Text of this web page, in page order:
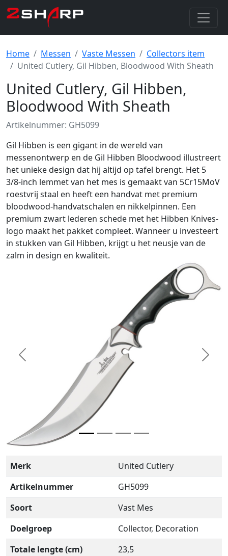
Home Messen Vaste Messen
Collectors item
United Cutlery, Gil Hibben, Bloodwood With Sheath
United Cutlery, Gil Hibben,
Bloodwood With Sheath
Artikelnummer: GH5099
Gil Hibben is een gigant in de wereld van
messenontwerp en de Gil Hibben Bloodwood illustreert
het unieke design dat hij altijd op tafel brengt. Het 5
3/8-inch lemmet van het mes is gemaakt van 5Cr15MoV
roestvrij staal en heeft een handvat met premium
bloodwood-handvatschalen en nikkelpinnen. Een
premium zwart lederen schede met het Hibben Knives-
logo maakt het pakket compleet. Wanneer u investeert
in stukken van Gil Hibben, krijgt u het neusje van de
zalm in design en kwaliteit.
Previous Next
Merk
United Cutlery
Artikelnummer
GH5099
Soort
Vast Mes
Doelgroep
Collector, Decoration
Totale lengte (cm)
23,5